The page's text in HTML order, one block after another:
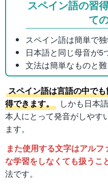
スペイン語の習
て
スペイン語は簡単で
日本語と同じ母音が5
文法は簡単なものと
スペイン語は言語の中で
得できます。
しかも日本
本人にとって発音がしやす
ます。
また使用する文字はアル
な学習をしなくても扱うこ
法です。